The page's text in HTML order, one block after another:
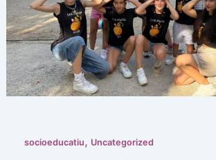
socioeducatiu , Uncategorized